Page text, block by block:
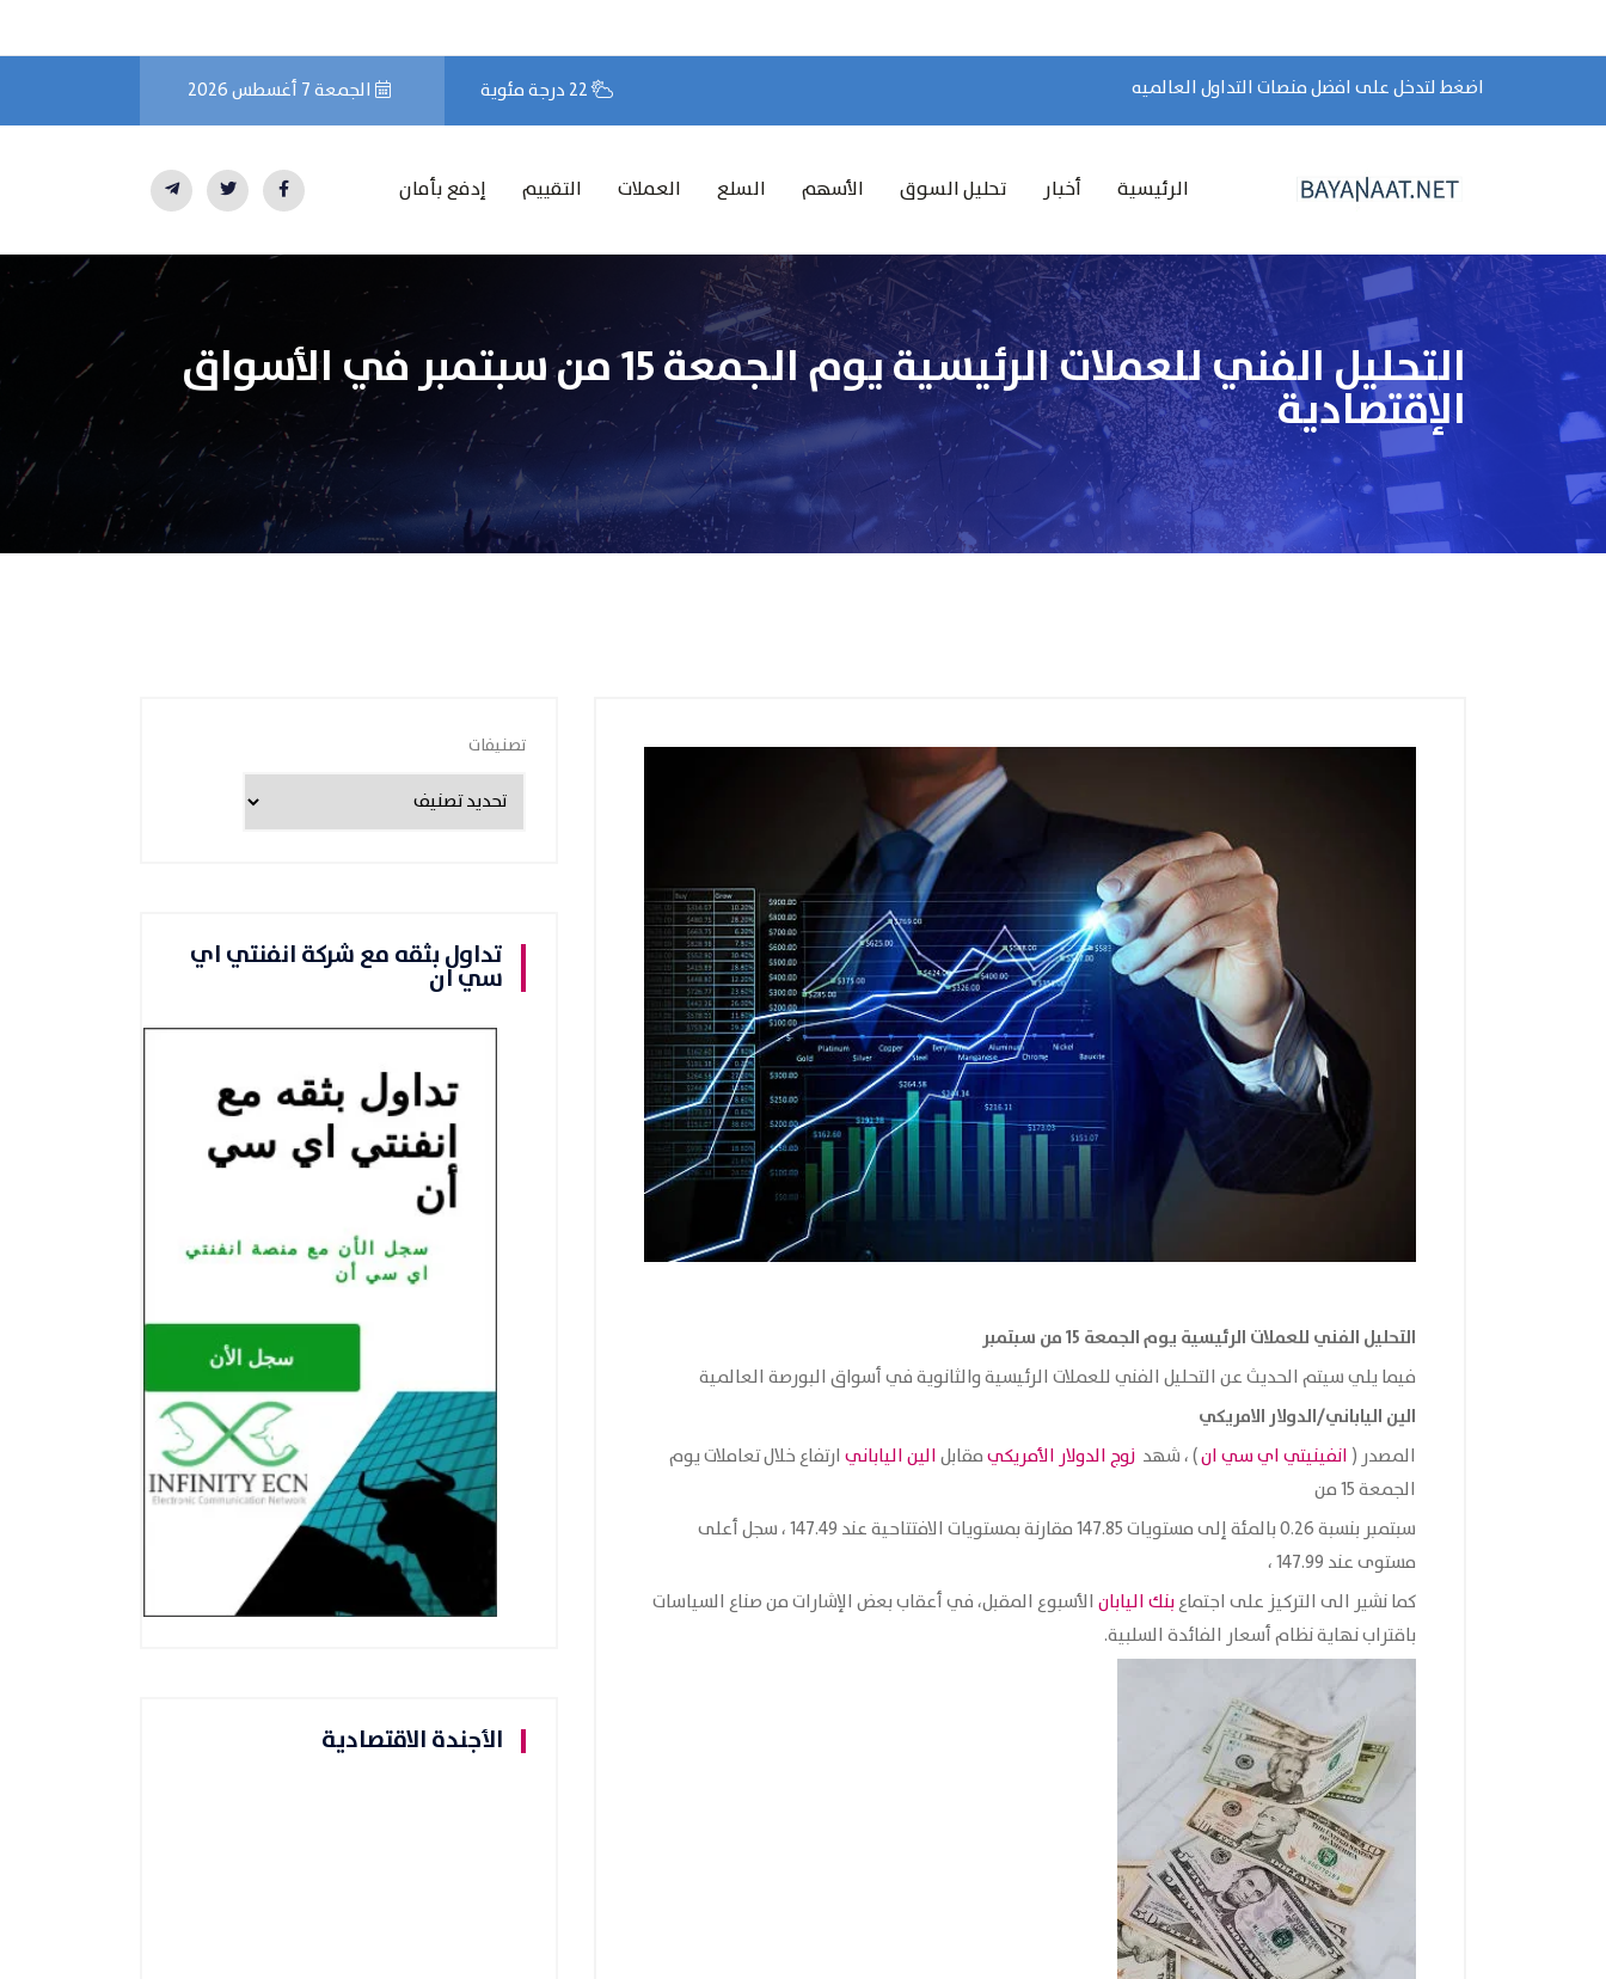
اضغط لتدخل على افضل منصات التداول العالميه 22 درجة مئوية الجمعة 7 أغسطس 2026
الرئيسية أخبار تحليل السوق الأسهم السلع العملات التقييم إدفع بأمان
التحليل الفني للعملات الرئيسية يوم الجمعة 15 من سبتمبر في الأسواق
الإقتصادية
التحليل الفني للعملات الرئيسية يوم الجمعة 15 من سبتمبر
فيما يلي سيتم الحديث عن التحليل الفني للعملات الرئيسية والثانوية في أسواق البورصة العالمية
الين الياباني/الدولار الامريكي
المصدر ( انفينيتي اي سي ان) ، شهد زوج الدولار الأمريكيمقابلالين الياباني ارتفاع خلال تعاملات يوم
الجمعة 15 من
سبتمبر بنسبة 0.26 بالمئة إلى مستويات 147.85 مقارنة بمستويات الافتتاحية عند 147.49 ، سجل أعلى
مستوى عند 147.99 ،
كما نشير الى التركيز على اجتماعبنك اليابان الأسبوع المقبل، في أعقاب بعض الإشارات من صناع السياسات
باقتراب نهاية نظام أسعار الفائدة السلبية.
تصنيفات
تداول بثقه مع شركة انفنتي اي
سي ان
الأجندة الاقتصادية